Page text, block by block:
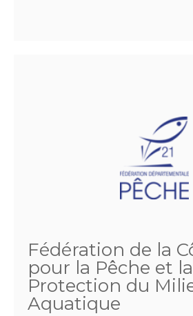
Fédération de la
pour la Pêche et la
Protection du
Aquatique